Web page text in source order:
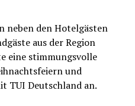
neben den Hotelgästen
aus der Region
eine stimmungsvolle
und
TUI Deutschland an.